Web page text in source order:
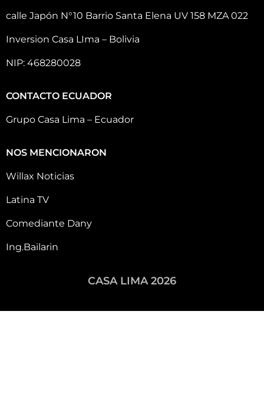
calle Japón N°10 Barrio Santa Elena UV 158 MZA 022
Inversion Casa LIma – Bolivia
NIP: 468280028
CONTACTO ECUADOR
Grupo Casa Lima – Ecuador
NOS MENCIONARON
Willax Noticias
Latina TV
Comediante Dany
Ing.Bailarin
CASA LIMA 2026